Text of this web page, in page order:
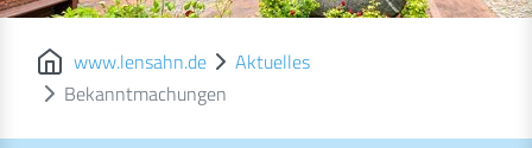
www.lensahn.de
Aktuelles
Bekanntmachungen